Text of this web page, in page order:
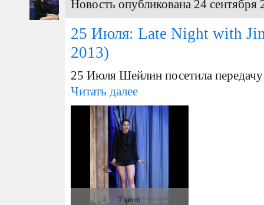
Новость опубликована 24 сентября
25 Июля: Late Night with
2013)
25 Июля Шейлин посетила
Читать далее
7 фото